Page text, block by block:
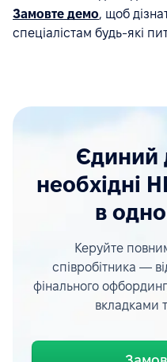
Замовте демо, щоб
спеціалістам будь-які
Єдиний
необхідні
в
Керуйте
співробітника —
фінального
вкладками